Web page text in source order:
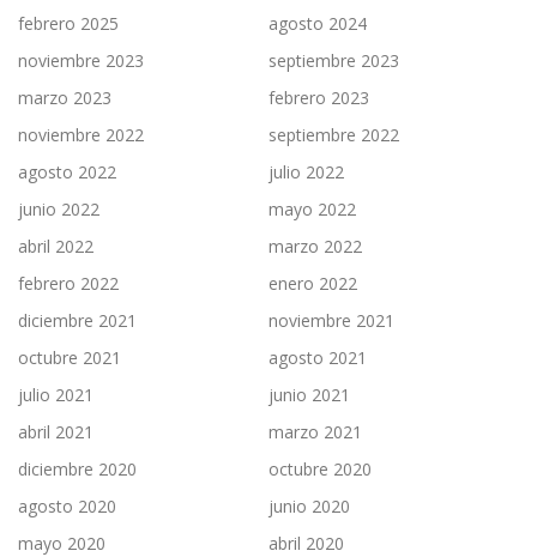
febrero 2025
agosto 2024
noviembre 2023
septiembre 2023
marzo 2023
febrero 2023
noviembre 2022
septiembre 2022
agosto 2022
julio 2022
junio 2022
mayo 2022
abril 2022
marzo 2022
febrero 2022
enero 2022
diciembre 2021
noviembre 2021
octubre 2021
agosto 2021
julio 2021
junio 2021
abril 2021
marzo 2021
diciembre 2020
octubre 2020
agosto 2020
junio 2020
mayo 2020
abril 2020